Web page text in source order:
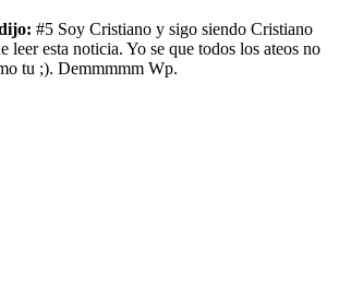
#5 Soy Cristiano y sigo siendo Cristiano
leer esta noticia. Yo se que todos los ateos no
tu ;). Demmmmm Wp.